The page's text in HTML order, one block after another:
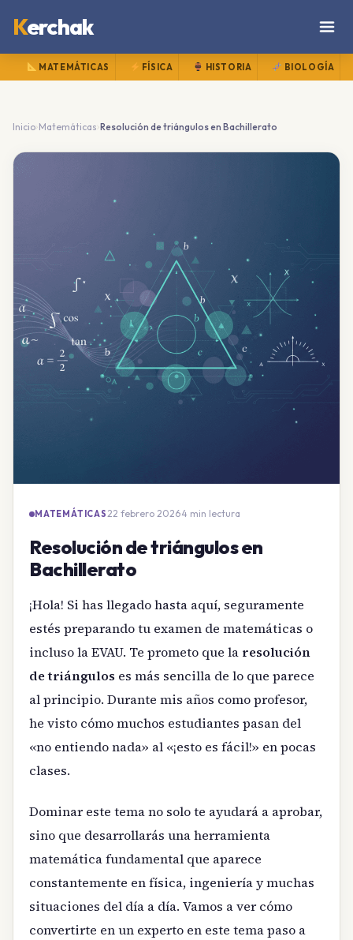
Kerchak
MATEMÁTICAS FÍSICA HISTORIA BIOLOGÍA
Inicio›Matemáticas ›Resolución de triángulos en Bachillerato
MATEMÁTICAS22 febrero 2026·4 min lectura
Resolución de triángulos en
Bachillerato
¡Hola! Si has llegado hasta aquí, seguramente
estés preparando tu examen de matemáticas o
incluso la EVAU. Te prometo que la resolución
de triángulos es más sencilla de lo que parece
al principio. Durante mis años como profesor,
he visto cómo muchos estudiantes pasan del
«no entiendo nada» al «¡esto es fácil!» en pocas
clases.
Dominar este tema no solo te ayudará a aprobar,
sino que desarrollarás una herramienta
matemática fundamental que aparece
constantemente en física, ingeniería y muchas
situaciones del día a día. Vamos a ver cómo
convertirte en un experto en este tema paso a